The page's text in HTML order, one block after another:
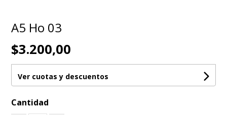
A5 Ho 03
$3.200,00
Ver cuotas y descuentos
Cantidad